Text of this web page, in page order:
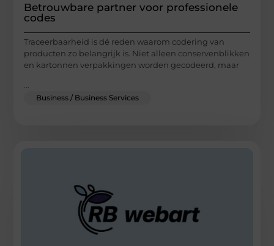
Betrouwbare partner voor professionele
codes
Traceerbaarheid is dé reden waarom codering van
producten zo belangrijk is. Niet alleen conservenblikken
en kartonnen verpakkingen worden gecodeerd, maar
...
Business / Business Services